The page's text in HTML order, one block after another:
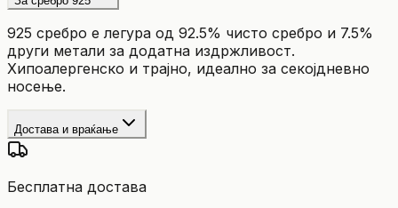
925 сребро е легура од 92.5% чисто сребро и 7.5%
други метали за додатна издржливост.
Хипоалергенско и трајно, идеално за секојдневно
носење.
Достава и враќање
Бесплатна достава